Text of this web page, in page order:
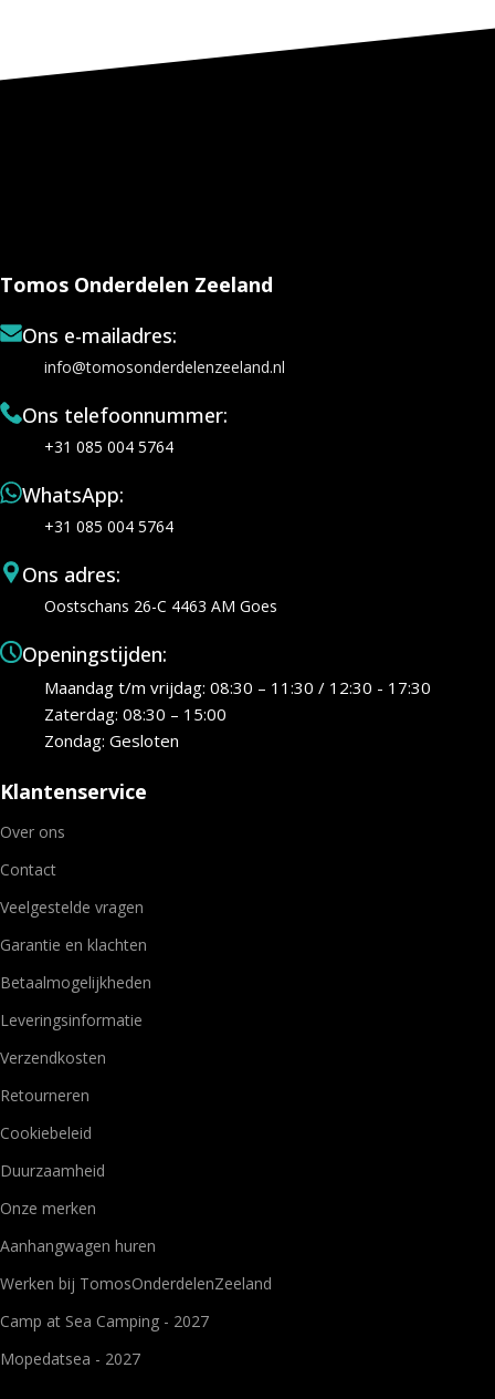
Tomos Onderdelen Zeeland
Ons e-mailadres:
info@tomosonderdelenzeeland.nl
Ons telefoonnummer:
+31 085 004 5764
WhatsApp:
+31 085 004 5764
Ons adres:
Oostschans 26-C 4463 AM Goes
Openingstijden:
Maandag t/m vrijdag: 08:30 – 11:30 / 12:30 - 17:30
Zaterdag: 08:30 – 15:00
Zondag: Gesloten
Klantenservice
Over ons
Contact
Veelgestelde vragen
Garantie en klachten
Betaalmogelijkheden
Leveringsinformatie
Verzendkosten
Retourneren
Cookiebeleid
Duurzaamheid
Onze merken
Aanhangwagen huren
Werken bij TomosOnderdelenZeeland
Camp at Sea Camping - 2027
Mopedatsea - 2027